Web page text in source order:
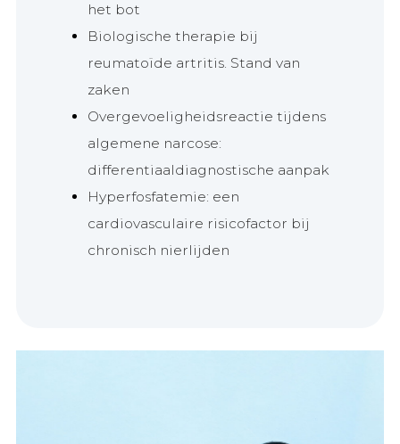
het bot
Biologische therapie bij
reumatoïde artritis. Stand van
zaken
Overgevoeligheidsreactie tijdens
algemene narcose:
differentiaaldiagnostische aanpak
Hyperfosfatemie: een
cardiovasculaire risicofactor bij
chronisch nierlijden